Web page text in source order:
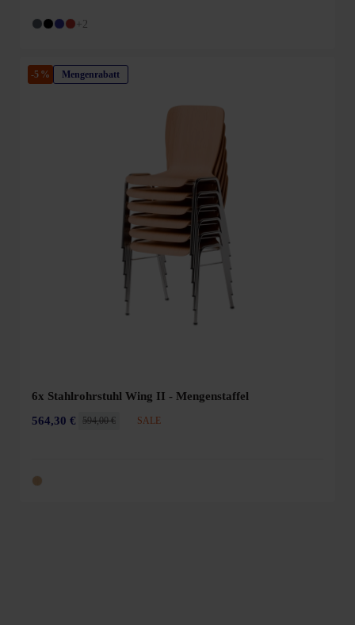
+2
-5 % Mengenrabatt
6x Stahlrohrstuhl Wing II - Mengenstaffel
564,30 €
594,00 € SALE